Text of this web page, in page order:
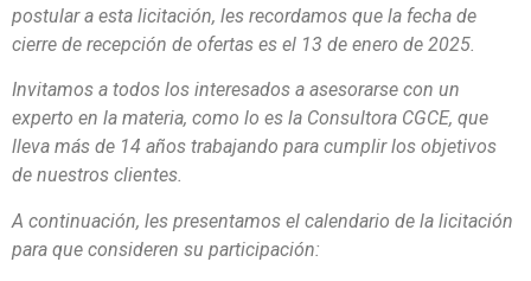
postular a esta licitación, les recordamos que la fecha de
cierre de recepción de ofertas es el 13 de enero de 2025.
Invitamos a todos los interesados a asesorarse con un
experto en la materia, como lo es la Consultora CGCE, que
lleva más de 14 años trabajando para cumplir los objetivos
de nuestros clientes.
A continuación, les presentamos el calendario de la licitación
para que consideren su participación: